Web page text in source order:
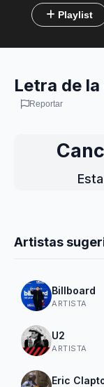
Playlist
Letra de
Reportar
Artistas
Billboard
ARTISTA
U2
ARTISTA
Eric